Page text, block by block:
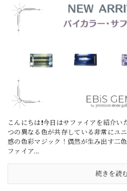
こんにちは❗今日はサファイアを紹介
つの異なる色が共存している非常にユ
惑の色彩マジック！偶然が生み出す二
ファイア...
続きを読